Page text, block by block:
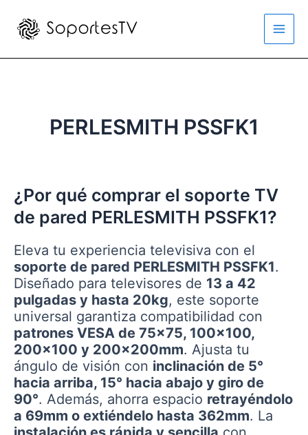
contenido
Main
PERLESMITH ‎PSSFK1
¿Por qué comprar el soporte TV
de pared PERLESMITH ‎PSSFK1?
Eleva tu experiencia televisiva con el
soporte de pared PERLESMITH PSSFK1.
Diseñado para televisores de 13 a 42
pulgadas y hasta 20kg, este soporte
universal garantiza compatibilidad con
patrones VESA de 75×75, 100×100,
200×100 y 200x200mm. Ajusta tu
ángulo de visión con inclinación de 5°
hacia arriba, 15° hacia abajo y giro de
90°. Además, ahorra espacio retrayéndolo
a 69mm o extiéndelo hasta 362mm. La